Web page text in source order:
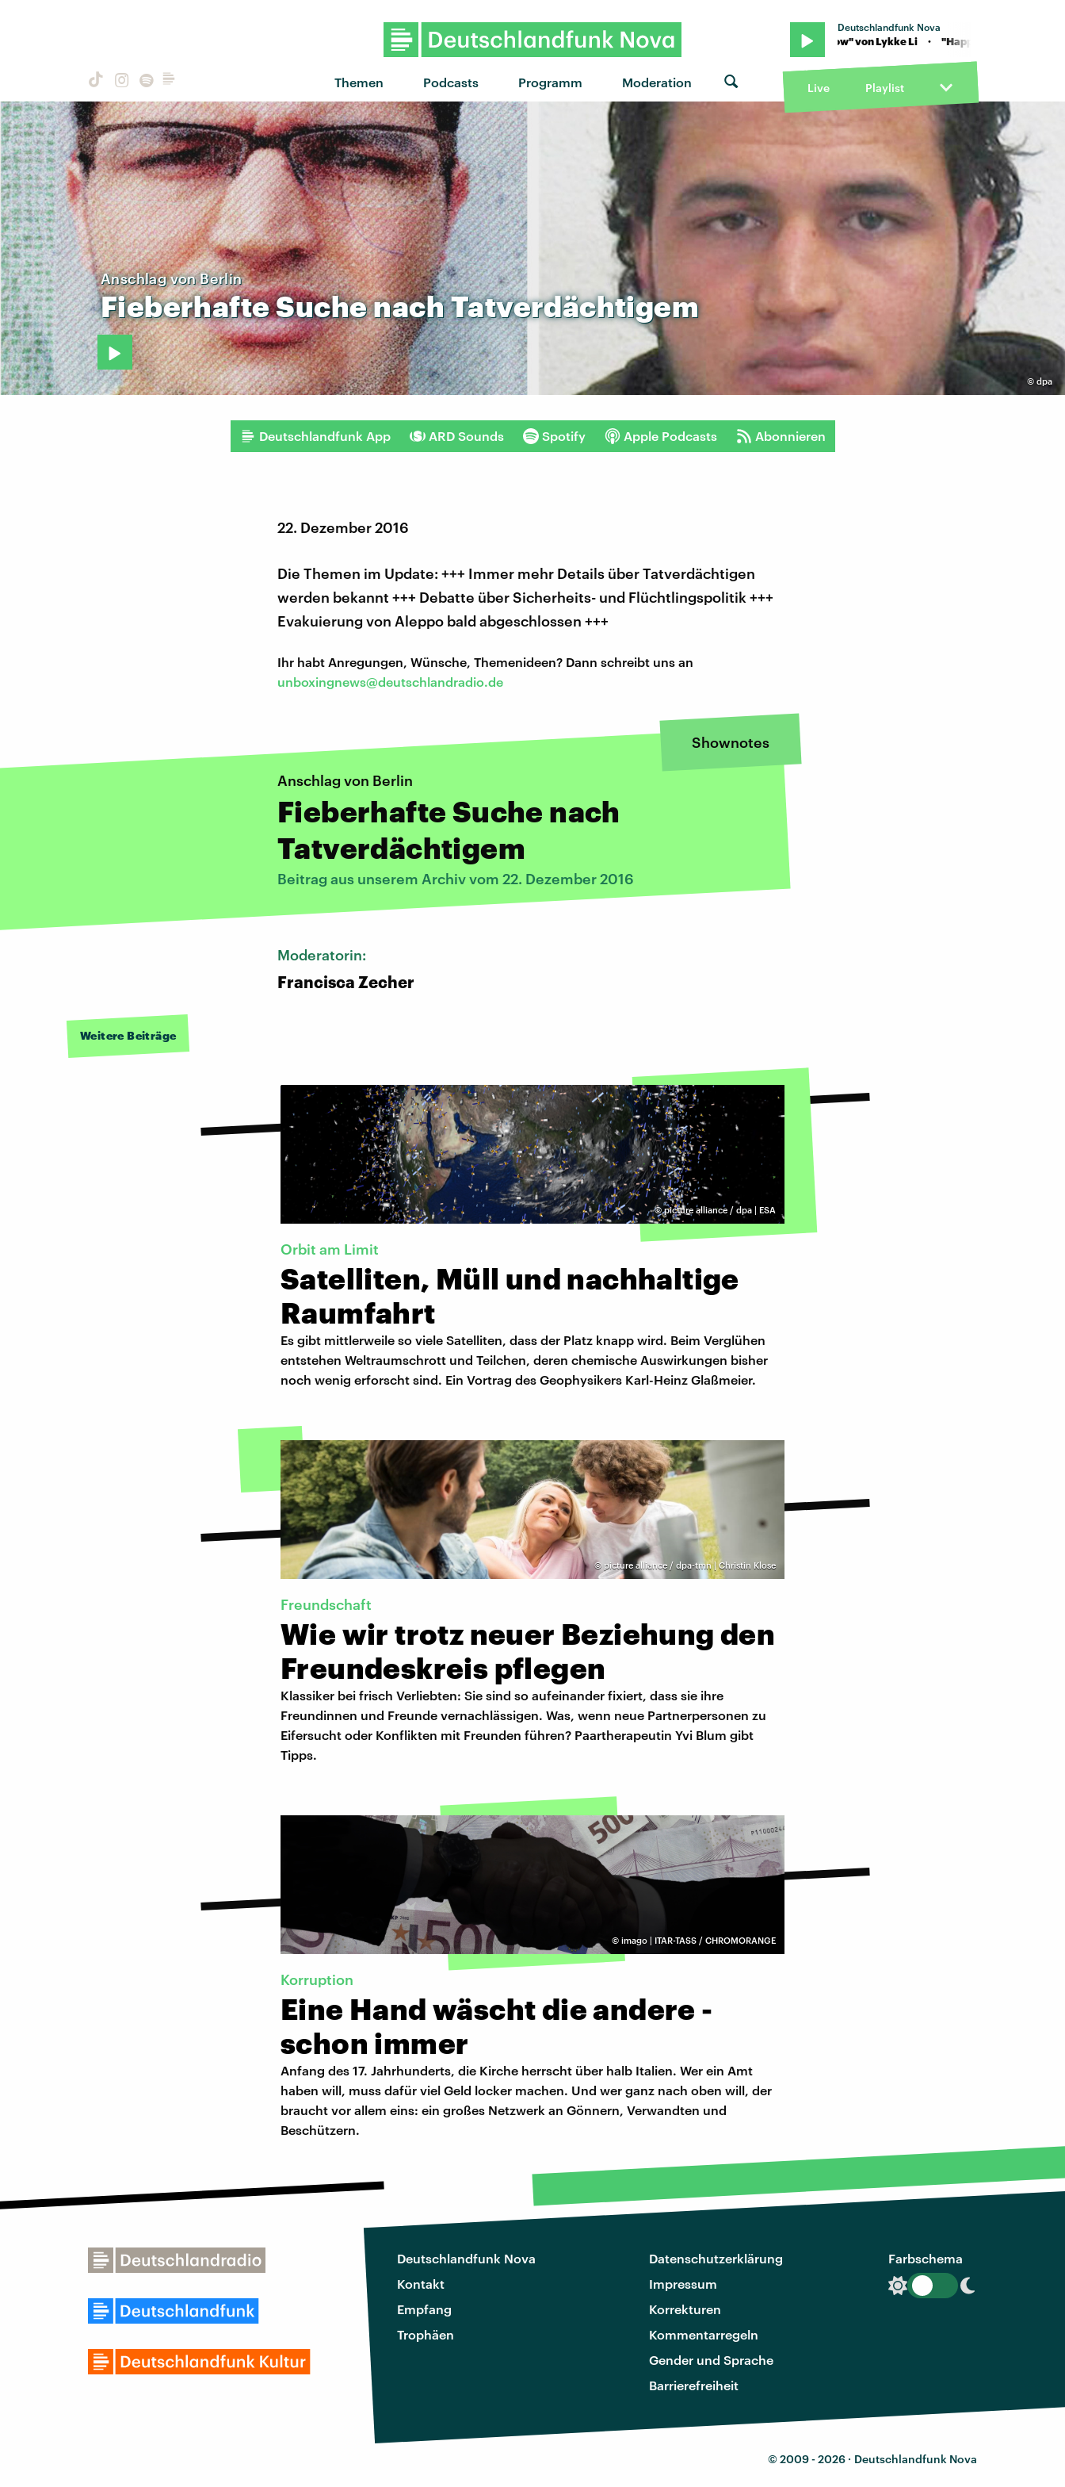
Themen Podcasts Programm Moderation
Deutschlandfunk Nova
"Happy now" von Lykke Li · "Happy now" von Lykke Li · "Happy now" von Lykke Li
Live Playlist
© dpa
Anschlag von Berlin
FieberhafteSuchenachTatverdächtigem
Deutschlandfunk App ARD Sounds Spotify Apple Podcasts Abonnieren
22. Dezember 2016
Die Themen im Update: +++ Immer mehr Details über Tatverdächtigen
werden bekannt +++ Debatte über Sicherheits- und Flüchtlingspolitik +++
Evakuierung von Aleppo bald abgeschlossen +++
Ihr habt Anregungen, Wünsche, Themenideen? Dann schreibt uns an
unboxingnews@deutschlandradio.de
Shownotes
Anschlag von Berlin
Fieberhafte Suche nach
Tatverdächtigem
Beitrag aus unserem Archiv vom 22. Dezember 2016
Moderatorin:
Francisca Zecher
Weitere Beiträge
©picture alliance / dpa | ESA
Orbit am Limit
Satelliten, Müll und nachhaltige
Raumfahrt
Es gibt mittlerweile so viele Satelliten, dass der Platz knapp wird. Beim Verglühen
entstehen Weltraumschrott und Teilchen, deren chemische Auswirkungen bisher
noch wenig erforscht sind. Ein Vortrag des Geophysikers Karl-Heinz Glaßmeier.
© picture alliance / dpa-tmn | Christin Klose
Freundschaft
Wie wir trotz neuer Beziehung den
Freundeskreis pflegen
Klassiker bei frisch Verliebten: Sie sind so aufeinander fixiert, dass sie ihre
Freundinnen und Freunde vernachlässigen. Was, wenn neue Partnerpersonen zu
Eifersucht oder Konflikten mit Freunden führen? Paartherapeutin Yvi Blum gibt
Tipps.
© imago | ITAR-TASS / CHROMORANGE
Korruption
Eine Hand wäscht die andere -
schon immer
Anfang des 17. Jahrhunderts, die Kirche herrscht über halb Italien. Wer ein Amt
haben will, muss dafür viel Geld locker machen. Und wer ganz nach oben will, der
braucht vor allem eins: ein großes Netzwerk an Gönnern, Verwandten und
Beschützern.
Deutschlandfunk Nova
Kontakt
Empfang
Trophäen
Datenschutzerklärung
Impressum
Korrekturen
Kommentarregeln
Gender und Sprache
Barrierefreiheit
Farbschema
© 2009 - 2026 · Deutschlandfunk Nova